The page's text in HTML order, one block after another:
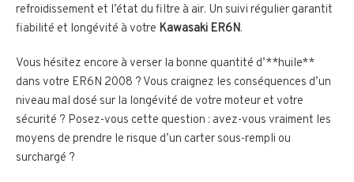
refroidissement et l’état du filtre à air. Un suivi régulier garantit
fiabilité et longévité à votre Kawasaki ER6N.
Vous hésitez encore à verser la bonne quantité d’**huile**
dans votre ER6N 2008 ? Vous craignez les conséquences d’un
niveau mal dosé sur la longévité de votre moteur et votre
sécurité ? Posez-vous cette question : avez-vous vraiment les
moyens de prendre le risque d’un carter sous-rempli ou
surchargé ?